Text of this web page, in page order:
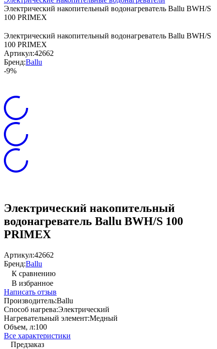
Электрический накопительный водонагреватель Ballu BWH/S
100 PRIMEX
Электрический накопительный водонагреватель Ballu BWH/S
100 PRIMEX
Артикул:42662
Бренд:Ballu
-9%
Электрический накопительный
водонагреватель Ballu BWH/S 100
PRIMEX
Артикул:42662
Бренд:Ballu
К сравнению
В избранное
Написать отзыв
Производитель:Ballu
Способ нагрева:Электрический
Нагревательный элемент:Медный
Объем, л:100
Все характеристики
Предзаказ